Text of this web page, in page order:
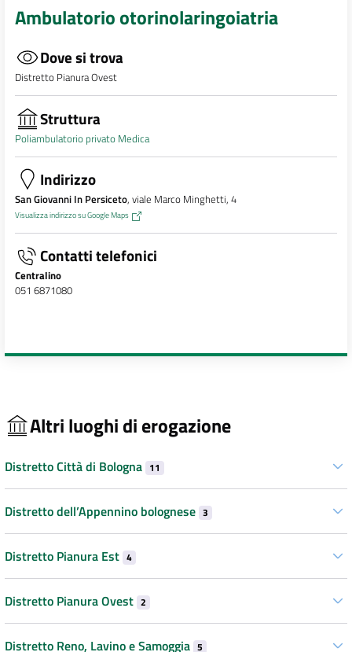
Ambulatorio otorinolaringoiatria
Dove si trova
Distretto Pianura Ovest
Struttura
Poliambulatorio privato Medica
Indirizzo
San Giovanni In Persiceto, viale Marco Minghetti, 4
Visualizza indirizzo su Google Maps
Contatti telefonici
Centralino
051 6871080
Altri luoghi di erogazione
Distretto Città di Bologna 11
Distretto dell’Appennino bolognese 3
Distretto Pianura Est 4
Distretto Pianura Ovest 2
Distretto Reno, Lavino e Samoggia 5